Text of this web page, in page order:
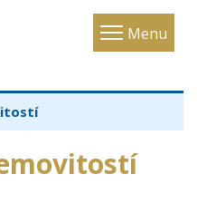
Menu
Toggle